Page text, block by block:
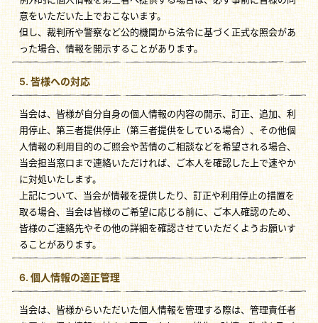
意をいただいた上でおこないます。
但し、裁判所や警察など公的機関から法令に基づく正式な照会があ
った場合、情報を開示することがあります。
5. 皆様への対応
当会は、皆様が自分自身の個人情報の内容の開示、訂正、追加、利
用停止、第三者提供停止（第三者提供をしている場合）、その他個
人情報の利用目的のご照会や苦情のご相談などを希望される場合、
当会担当窓口まで連絡いただければ、ご本人を確認した上で速やか
に対処いたします。
上記について、当会が情報を提供したり、訂正や利用停止の措置を
取る場合、当会は皆様のご希望に応じる前に、ご本人確認のため、
皆様のご連絡先やその他の詳細を確認させていただくようお願いす
ることがあります。
6. 個人情報の適正管理
当会は、皆様からいただいた個人情報を管理する際は、管理責任者